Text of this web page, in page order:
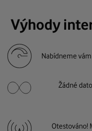
Výhody
Nabídneme
Žádné
Otestováno!